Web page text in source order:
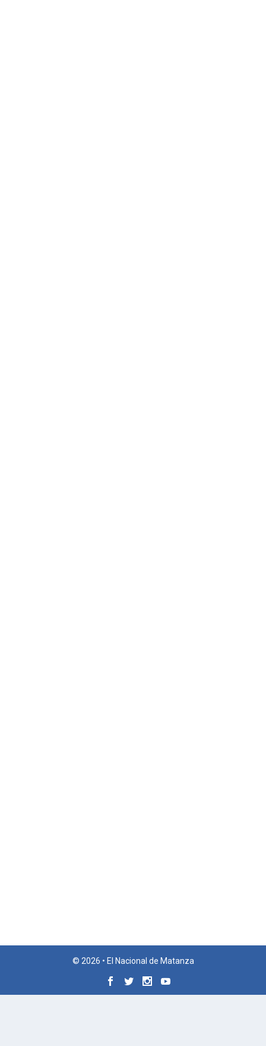
© 2026 • El Nacional de Matanza